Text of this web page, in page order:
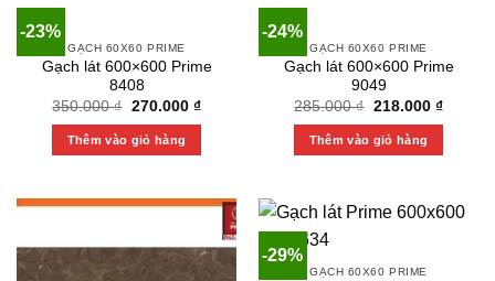
-23%
GẠCH 60X60 PRIME
Gạch lát 600×600 Prime
8408
350.000₫ Original
was:
350.000 ₫.
270.000 ₫Current
Thêm vào giỏ hàng
-24%
GẠCH 60X60 PRIME
Gạch lát 600×600 Prime
9049
285.000₫ Original
was:
285.000 ₫.
218.000 ₫Current
Thêm vào giỏ hàng
-29%
GẠCH 60X60 PRIME